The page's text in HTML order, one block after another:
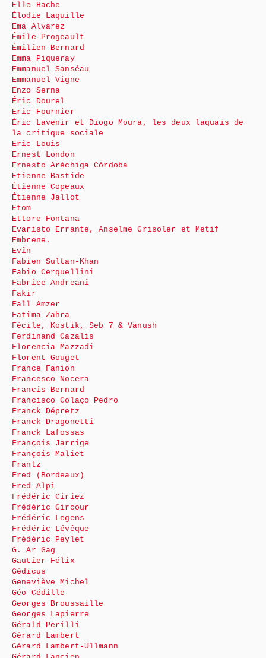
Elle Hache
Élodie Laquille
Ema Alvarez
Émile Progeault
Émilien Bernard
Emma Piqueray
Emmanuel Sanséau
Emmanuel Vigne
Enzo Serna
Éric Dourel
Eric Fournier
Éric Lavenir et Diogo Moura, les deux laquais de
la critique sociale
Eric Louis
Ernest London
Ernesto Aréchiga Córdoba
Etienne Bastide
Étienne Copeaux
Étienne Jallot
Etom
Ettore Fontana
Evaristo Errante, Anselme Grisoler et Metif
Embrene.
Evîn
Fabien Sultan-Khan
Fabio Cerquellini
Fabrice Andreani
Fakir
Fall Amzer
Fatima Zahra
Fécile, Kostik, Seb 7 & Vanush
Ferdinand Cazalis
Florencia Mazzadi
Florent Gouget
France Fanion
Francesco Nocera
Francis Bernard
Francisco Colaço Pedro
Franck Dépretz
Franck Dragonetti
Franck Lafossas
François Jarrige
François Maliet
Frantz
Fred (Bordeaux)
Fred Alpi
Frédéric Ciriez
Frédéric Gircour
Frédéric Legens
Frédéric Lévêque
Frédéric Peylet
G. Ar Gag
Gautier Félix
Gédicus
Geneviève Michel
Géo Cédille
Georges Broussaille
Georges Lapierre
Gérald Perilli
Gérard Lambert
Gérard Lambert-Ullmann